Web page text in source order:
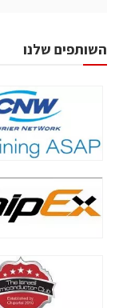
השותפים שלנו